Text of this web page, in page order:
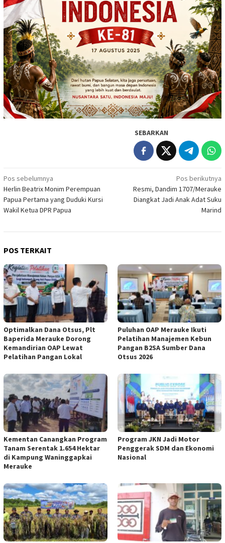
SEBARKAN
Navigasi
pos
Pos sebelumnya
Herlin Beatrix Monim Perempuan
Papua Pertama yang Duduki Kursi
Wakil Ketua DPR Papua
Pos berikutnya
Resmi, Dandim 1707/Merauke
Diangkat Jadi Anak Adat Suku
Marind
POS TERKAIT
Optimalkan Dana Otsus, Plt
Baperida Merauke Dorong
Kemandirian OAP Lewat
Pelatihan Pangan Lokal
Puluhan OAP Merauke Ikuti
Pelatihan Manajemen Kebun
Pangan B2SA Sumber Dana
Otsus 2026
Kementan Canangkan Program
Tanam Serentak 1.654 Hektar
di Kampung Waninggapkai
Merauke
Program JKN Jadi Motor
Penggerak SDM dan Ekonomi
Nasional